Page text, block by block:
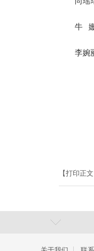
牛 姗市
李婉丽
【打印正